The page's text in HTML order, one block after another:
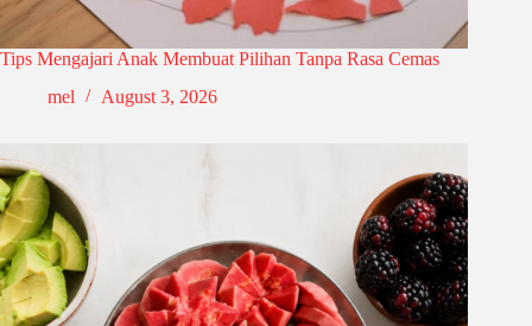
Tips Mengajari Anak Membuat Pilihan Tanpa Rasa Cemas
mel
August 3, 2026